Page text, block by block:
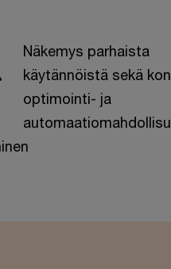
Näkemys parhaista
käytännöistä sekä
optimointi- ja